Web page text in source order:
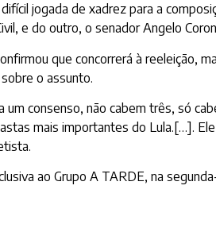
jogada de xadrez para a
e do outro, o senador Angelo
que concorrerá à reeleição,
o assunto.
consenso, não cabem três, só
mais importantes do Lula.[…].
ao Grupo A TARDE, na